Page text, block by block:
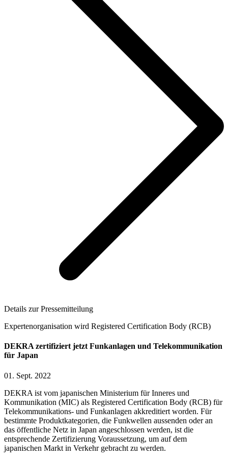
Details zur Pressemitteilung
Expertenorganisation wird Registered Certification Body (RCB)
DEKRA zertifiziert jetzt Funkanlagen und Telekommunikation
für Japan
01. Sept. 2022
DEKRA ist vom japanischen Ministerium für Inneres und
Kommunikation (MIC) als Registered Certification Body (RCB) für
Telekommunikations- und Funkanlagen akkreditiert worden. Für
bestimmte Produktkategorien, die Funkwellen aussenden oder an
das öffentliche Netz in Japan angeschlossen werden, ist die
entsprechende Zertifizierung Voraussetzung, um auf dem
japanischen Markt in Verkehr gebracht zu werden.